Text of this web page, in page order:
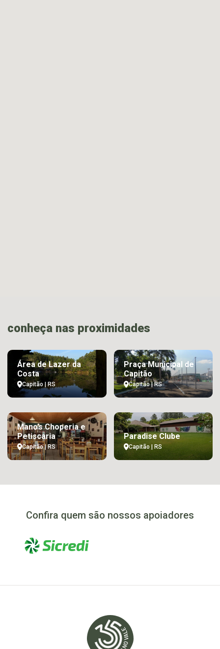
conheça nas proximidades
Área de Lazer da
Costa
Capitão | RS
Praça Municipal de
Capitão
Capitão | RS
Mano’s Choperia e
Petiscaria
Capitão | RS
Paradise Clube
Capitão | RS
Confira quem são nossos apoiadores